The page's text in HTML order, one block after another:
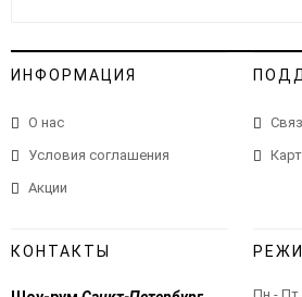
ИНФОРМАЦИЯ
О нас
Условия соглашения
Акции
КОНТАКТЫ